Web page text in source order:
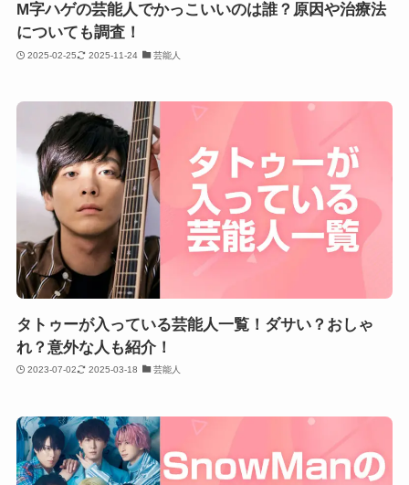
M字ハゲの芸能人でかっこいいのは誰？原因や治療法
についても調査！
2025-02-25 2025-11-24 芸能人
タトゥーが入っている芸能人一覧！ダサい？おしゃ
れ？意外な人も紹介！
2023-07-02 2025-03-18 芸能人